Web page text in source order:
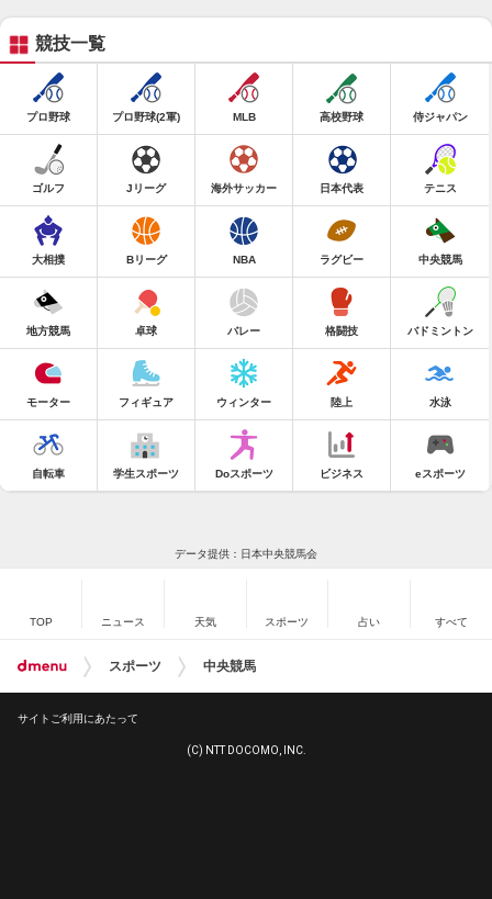
競技一覧
プロ野球 プロ野球(2軍) MLB 高校野球 侍ジャパン
ゴルフ Jリーグ 海外サッカー 日本代表 テニス
大相撲 Bリーグ NBA ラグビー 中央競馬
地方競馬 卓球 バレー 格闘技 バドミントン
モーター フィギュア ウィンター 陸上 水泳
自転車 学生スポーツ Doスポーツ ビジネス eスポーツ
データ提供：日本中央競馬会
TOP ニュース 天気 スポーツ 占い すべて
スポーツ 中央競馬
サイトご利用にあたって
(C) NTT DOCOMO, INC.